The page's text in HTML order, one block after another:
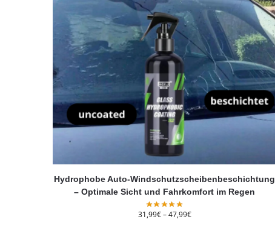
Hydrophobe Auto-Windschutzscheibenbeschichtung
– Optimale Sicht und Fahrkomfort im Regen
31,99€–47,99€